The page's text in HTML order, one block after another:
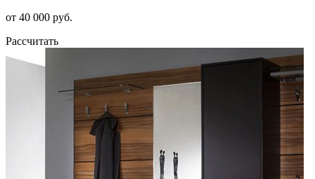
от 40 000 руб.
Рассчитать